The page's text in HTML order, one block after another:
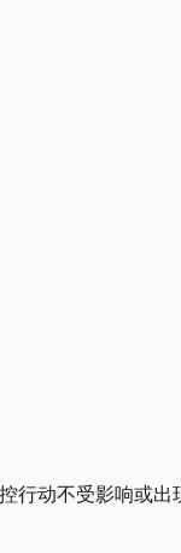
行动不受影响或出